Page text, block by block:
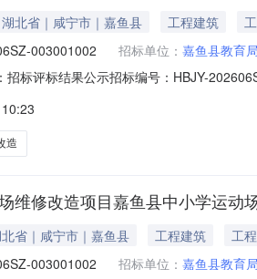
湖北省｜咸宁市｜嘉鱼县 工程建筑
003001002 招标单位： 嘉鱼县教育
招标评标结果公示招标编号：HBJY-
评标结果序本标段采用“评定分离”方式进
造
维修改造项目嘉鱼县中小学运动
省｜咸宁市｜嘉鱼县 工程建筑
工程
003001002 招标单位： 嘉鱼县教育